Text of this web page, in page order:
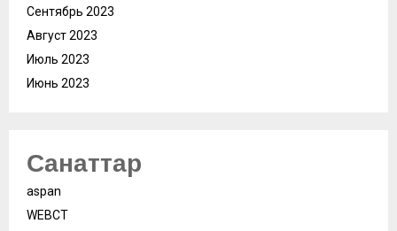
Сентябрь 2023
Август 2023
Июль 2023
Июнь 2023
Санаттар
aspan
WEBСӘТ